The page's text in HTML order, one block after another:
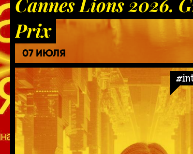
Cannes Lions 2026.
Prix
07 ИЮЛЯ